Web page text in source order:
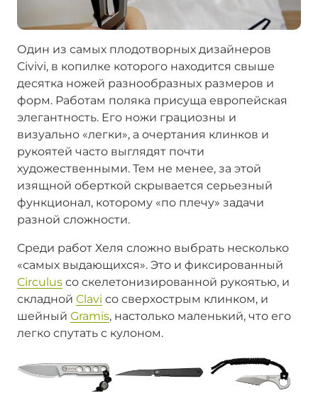
Один из самых плодотворных дизайнеров
Civivi, в копилке которого находится свыше
десятка ножей разнообразных размеров и
форм. Работам поляка присуща европейская
элегантность. Его ножи грациозны и
визуально «легки», а очертания клинков и
рукоятей часто выглядят почти
художественными. Тем не менее, за этой
изящной оберткой скрывается серьезный
функционал, которому «по плечу» задачи
разной сложности.
Среди работ Хеля сложно выбрать несколько
«самых выдающихся». Это и фиксированный
Circulus со скелетонизированной рукоятью, и
складной Clavi со сверхострым клинком, и
шейный Gramis, настолько маленький, что его
легко спутать с кулоном.